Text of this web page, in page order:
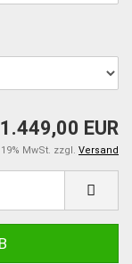
1.449,00 EUR
MwSt. zzgl. Versand